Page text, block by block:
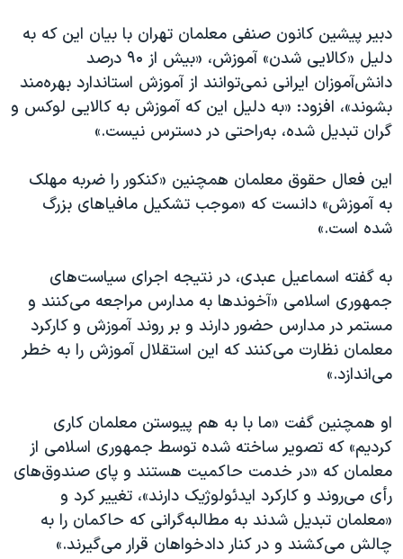
همایش محافظه‌کاران آمریکا «سی‌پک»
صفحه‌های ویژه
سفر پرزیدنت ترامپ به چین
دبیر پیشین کانون صنفی معلمان تهران با بیان این که به
دلیل «کالایی شدن» آموزش، «بیش از ۹۰ درصد
دانش‌آموزان ایرانی نمی‌توانند از آموزش استاندارد بهره‌مند
بشوند»، افزود: «به دلیل این که آموزش به کالایی لوکس و
گران تبدیل شده، به‌راحتی در دسترس نیست.»
این فعال حقوق معلمان همچنین «کنکور را ضربه مهلک
به آموزش» دانست که «موجب تشکیل مافیاهای بزرگ
شده است.»
به گفته اسماعیل عبدی، در نتیجه اجرای سیاست‌های
جمهوری اسلامی «آخوندها به مدارس مراجعه می‌کنند و
مستمر در مدارس حضور دارند و بر روند آموزش و کارکرد
معلمان نظارت می‌کنند که این استقلال آموزش را به خطر
می‌اندازد.»
او همچنین گفت «ما با به هم پیوستن معلمان کاری
کردیم» که تصویر ساخته شده توسط جمهوری اسلامی از
معلمان که «در خدمت حاکمیت هستند و پای صندوق‌های
رأی می‌روند و کارکرد ایدئولوژیک دارند»، تغییر کرد و
«معلمان تبدیل شدند به مطالبه‌گرانی که حاکمان را به
چالش می‌کشند و در کنار دادخواهان قرار می‌گیرند.»